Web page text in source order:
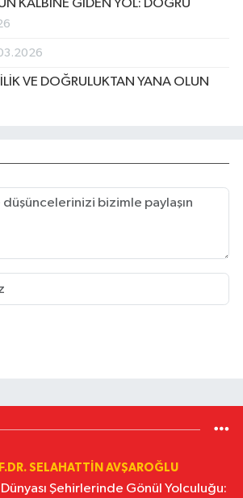
KALBİNE GİDEN YOL: DOĞRU
VE DOĞRULUKTAN YANA OLUN
SELAHATTIN AVŞAROĞLU
Dünyası Şehirlerinde Gönül Yolculuğu: